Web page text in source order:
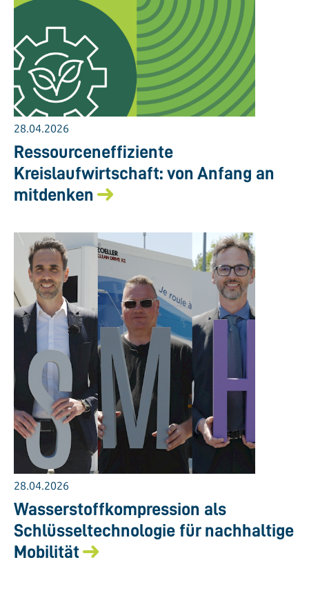
28.04.2026
Ressourceneffiziente
Kreislaufwirtschaft: von Anfang an
mitdenken
28.04.2026
Wasserstoffkompression als
Schlüsseltechnologie für nachhaltige
Mobilität